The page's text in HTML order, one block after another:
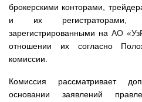
брокерскими конторами,
и их регистраторами,
зарегистрированными на АО
отношении их согласно
комиссии.
Комиссия рассматривает
основании заявлений